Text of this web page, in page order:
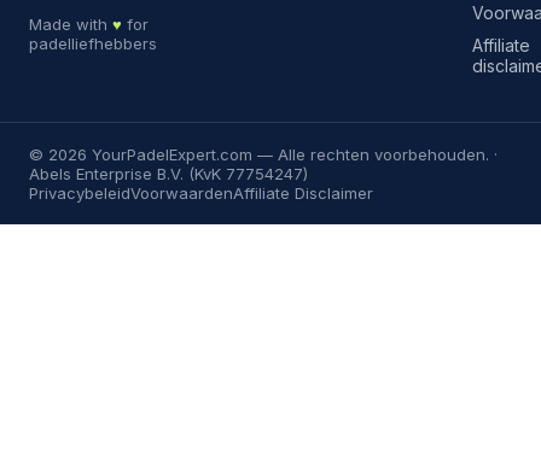
Made with ♥ for
padelliefhebbers
Affiliate
© 2026 YourPadelExpert.com — Alle rechten voorbehouden. ·
Abels Enterprise B.V. (KvK 77754247)
PrivacybeleidVoorwaardenAffiliate Disclaimer